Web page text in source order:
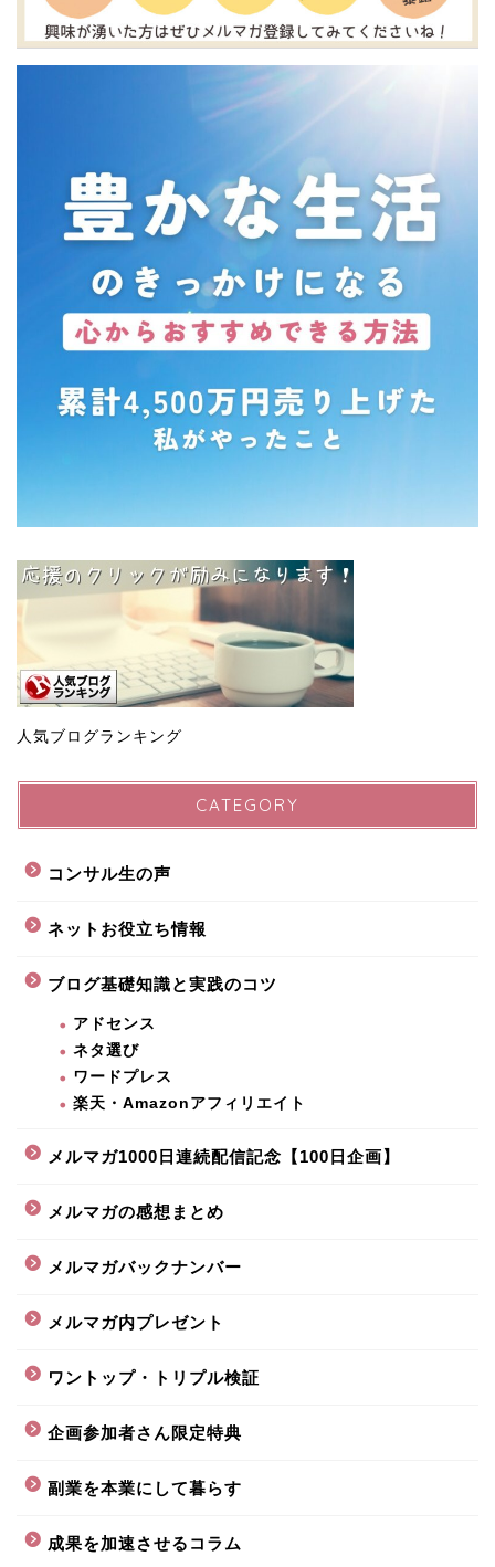
人気ブログランキング
CATEGORY
コンサル生の声
ネットお役立ち情報
ブログ基礎知識と実践のコツ
アドセンス
ネタ選び
ワードプレス
楽天・Amazonアフィリエイト
メルマガ1000日連続配信記念【100日企画】
メルマガの感想まとめ
メルマガバックナンバー
メルマガ内プレゼント
ワントップ・トリプル検証
企画参加者さん限定特典
副業を本業にして暮らす
成果を加速させるコラム